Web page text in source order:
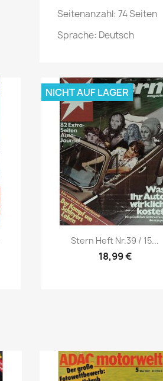
Seitenanzahl: 74 Seiten
Sprache: Deutsch
Vorschau
Stern Heft Nr.39 / 15...
18,99 €
NICHT AUF LAGER